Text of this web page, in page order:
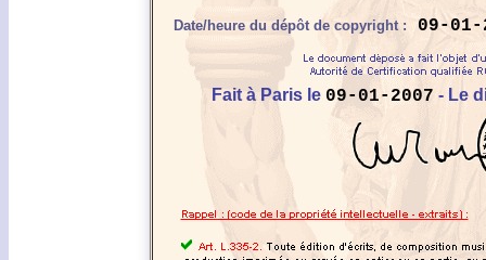
Date/heure du dépôt de copyright : 09-01-
Fait à Paris le 09-01-2007 - Le